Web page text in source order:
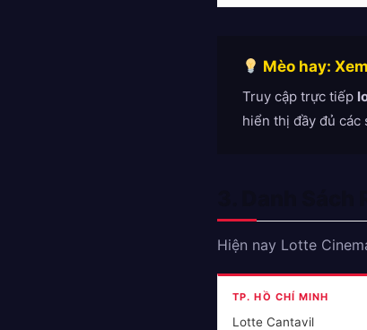
Mèo hay:
Truy cập trực tiếp
hiển thị đầy đủ các
Hiện nay Lotte
TP. HỒ CHÍ MINH
Lotte Cantavil